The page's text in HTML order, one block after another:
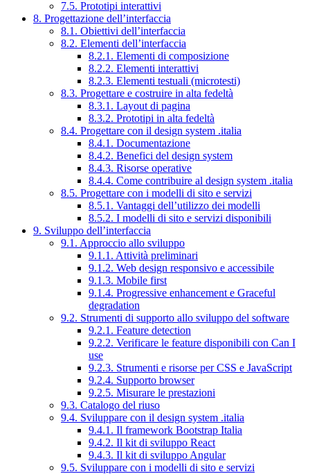
7.5. Prototipi interattivi
8. Progettazione dell’interfaccia
8.1. Obiettivi dell’interfaccia
8.2. Elementi dell’interfaccia
8.2.1. Elementi di composizione
8.2.2. Elementi interattivi
8.2.3. Elementi testuali (microtesti)
8.3. Progettare e costruire in alta fedeltà
8.3.1. Layout di pagina
8.3.2. Prototipi in alta fedeltà
8.4. Progettare con il design system .italia
8.4.1. Documentazione
8.4.2. Benefici del design system
8.4.3. Risorse operative
8.4.4. Come contribuire al design system .italia
8.5. Progettare con i modelli di sito e servizi
8.5.1. Vantaggi dell’utilizzo dei modelli
8.5.2. I modelli di sito e servizi disponibili
9. Sviluppo dell’interfaccia
9.1. Approccio allo sviluppo
9.1.1. Attività preliminari
9.1.2. Web design responsivo e accessibile
9.1.3. Mobile first
9.1.4. Progressive enhancement e Graceful
degradation
9.2. Strumenti di supporto allo sviluppo del software
9.2.1. Feature detection
9.2.2. Verificare le feature disponibili con Can I
use
9.2.3. Strumenti e risorse per CSS e JavaScript
9.2.4. Supporto browser
9.2.5. Misurare le prestazioni
9.3. Catalogo del riuso
9.4. Sviluppare con il design system .italia
9.4.1. Il framework Bootstrap Italia
9.4.2. Il kit di sviluppo React
9.4.3. Il kit di sviluppo Angular
9.5. Sviluppare con i modelli di sito e servizi